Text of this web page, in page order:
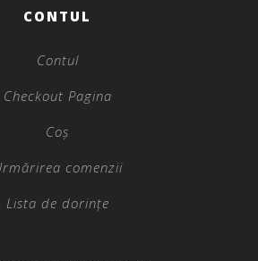
CONTUL
Contul
Checkout Pagina
Coș
comenzii
Lista de dorințe